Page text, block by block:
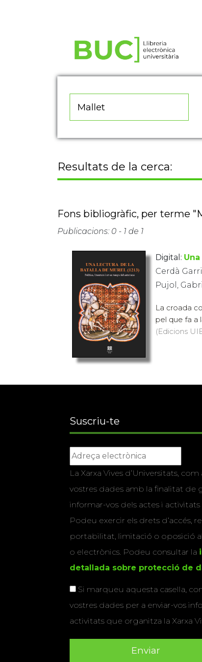
Resultats de la cerca:
Fons bibliogràfic, per terme
Publicacions: 0 - 1 de 1
Digital:
Cerdà
Pujol,
La croada
pel que fa a
(Edicions
Suscriu-te
La Xarxa Vives d’Universitats,
vostres dades amb la finalitat de
informar-vos dels actes i activitats
Podeu exercir els drets d’accés,
portabilitat, limitació o oposició
o electrònics. Podeu consultar la
detallada sobre protecció de
Si marqueu aquesta casella,
vostres dades per a enviar-vos
activitats que organitza la Xarxa